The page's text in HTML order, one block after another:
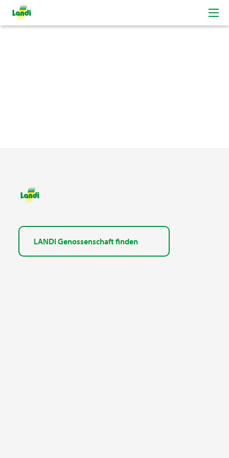
LANDI Genossenschaft finden